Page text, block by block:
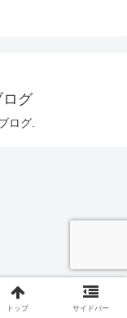
ログ
ログ.
トップ サイドバー